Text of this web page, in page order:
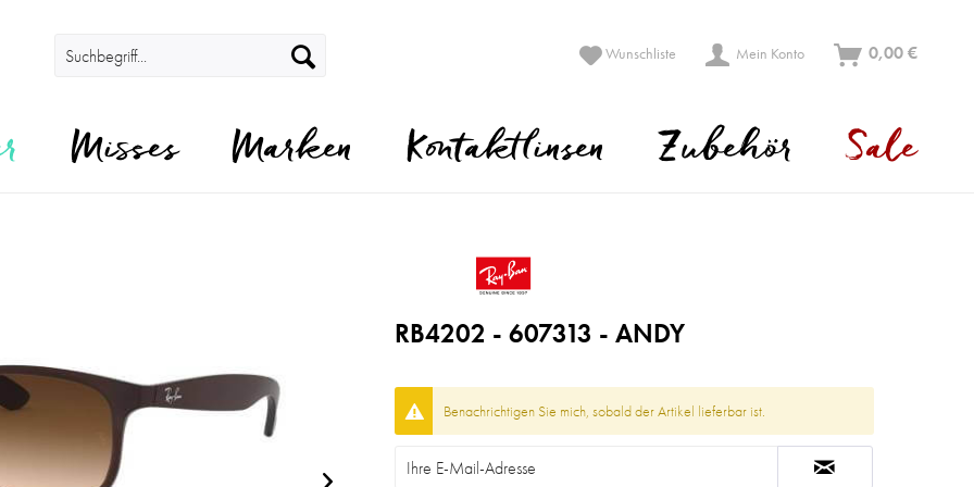
Wunschliste Mein Konto 0,00 €
Misses Marken Kontaktlinsen Zubehör Sale
RB4202 - 607313 - ANDY
Benachrichtigen Sie mich, sobald der Artikel lieferbar ist.